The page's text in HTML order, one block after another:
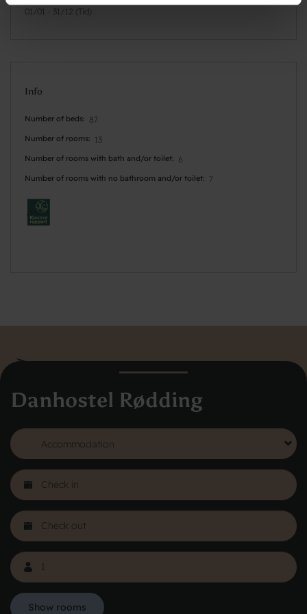
Danhostel Rødding
Show rooms
01/01 - 31/12 (Tid)
Info
Number of beds 87
Number of rooms 13
Number of rooms with bath and/or toilet 6
Number of rooms with no bathroom and/or toilet 7
Vodroffsvej 32
1900 Frederiksberg
About Danhostel
Youth hostels abroad
Worth knowing - Hosteling
Online Gallery
Privacy Policy Copyright © 2026 All rights reserved Danhostel